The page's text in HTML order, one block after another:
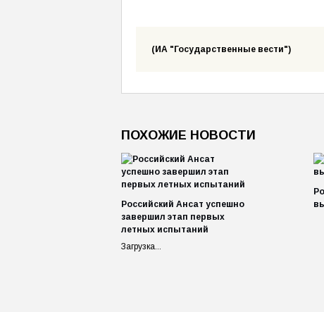
(ИА "Государственные вести")
ПОХОЖИЕ НОВОСТИ
Российский Ансат успешно
завершил этап первых
летных испытаний
Загрузка...